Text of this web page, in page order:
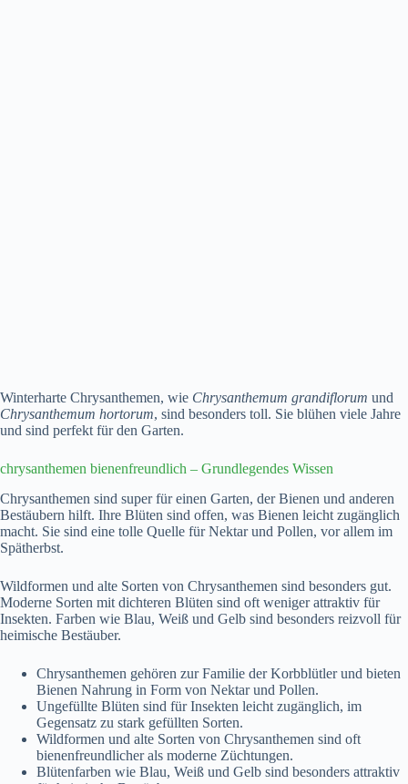
Winterharte Chrysanthemen, wie Chrysanthemum grandiflorum und
Chrysanthemum hortorum, sind besonders toll. Sie blühen viele Jahre
und sind perfekt für den Garten.
chrysanthemen bienenfreundlich – Grundlegendes Wissen
Chrysanthemen sind super für einen Garten, der Bienen und anderen
Bestäubern hilft. Ihre Blüten sind offen, was Bienen leicht zugänglich
macht. Sie sind eine tolle Quelle für Nektar und Pollen, vor allem im
Spätherbst.
Wildformen und alte Sorten von Chrysanthemen sind besonders gut.
Moderne Sorten mit dichteren Blüten sind oft weniger attraktiv für
Insekten. Farben wie Blau, Weiß und Gelb sind besonders reizvoll für
heimische Bestäuber.
Chrysanthemen gehören zur Familie der Korbblütler und bieten
Bienen Nahrung in Form von Nektar und Pollen.
Ungefüllte Blüten sind für Insekten leicht zugänglich, im
Gegensatz zu stark gefüllten Sorten.
Wildformen und alte Sorten von Chrysanthemen sind oft
bienenfreundlicher als moderne Züchtungen.
Blütenfarben wie Blau, Weiß und Gelb sind besonders attraktiv